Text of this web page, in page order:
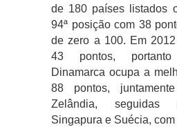
de 180 países listados
94ª posição com 38
de zero a 100. Em
43 pontos,
Dinamarca ocupa a
88 pontos,
Zelândia, seguidas
Singapura e Suécia,